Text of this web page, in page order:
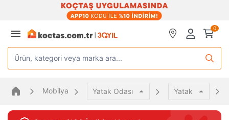
0
Ürün, kategori veya marka ara...
Mobilya Yatak Odası Yatak